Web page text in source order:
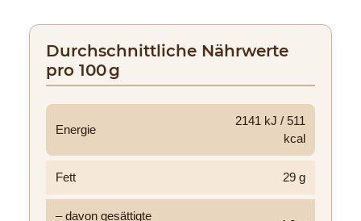
Durchschnittliche Nährwerte
pro 100 g
Energie
2141 kJ / 511
kcal
Fett 29 g
– davon gesättigte